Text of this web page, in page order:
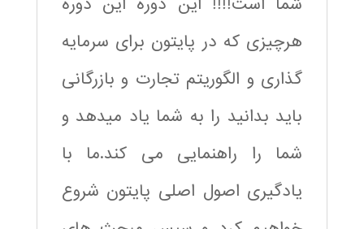
هرچیزی که در پایتون برای سرمایه
گذاری و الگوریتم تجارت و بازرگانی
باید بدانید را به شما یاد میدهد و
شما را راهنمایی می کند.ما با
یادگیری اصول اصلی پایتون شروع